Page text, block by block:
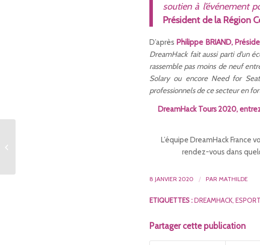
soutien à l’événement
Président de la Région
D’après Philippe BRIAND,
DreamHack fait aussi parti d’un
rassemble pas moins de neuf
Solary ou encore Need for
professionnels de ce secteur en
DreamHack Tours 2020,
L’équipe DreamHack
rendez-vous dans
8 JANVIER 2020 / PAR MATHILDE
ETIQUETTES :DREAMHACK, ESPORT
Partager cette publication